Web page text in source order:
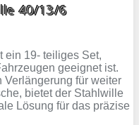
40/13/6
ein 19- teiliges Set,
geeignet ist.
Verlängerung für weiter
bietet der Stahlwille
Lösung für das präzise